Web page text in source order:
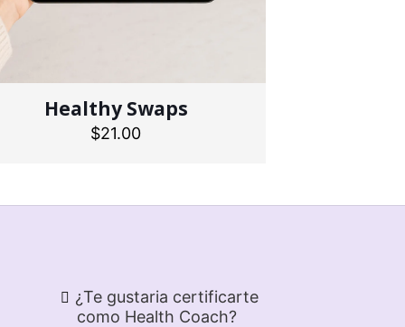
Healthy Swaps
$21.00
¿Te gustaria certificarte
como Health Coach?